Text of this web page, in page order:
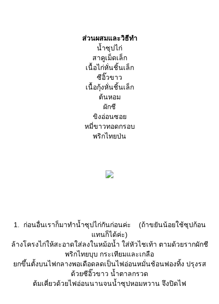
ส่วนผสมและวิธีทำ
น้ำซุปไก่
สาคูเม็ดเล็ก
เนื้อไก่หั่นชิ้นเล็ก
ซีอิ๊วขาว
เนื้อกุ้งหั่นชิ้นเล็ก
ต้นหอม
ผักชี
ขิงอ่อนซอ
หมี่ขาวทอดกรอบ
พริกไทยป่น
1. ก่อนอื่นเราก็มาทำน้ำซุปไก่กันก่อนค่ะ (ถ้าขยันน้อยใช้ซุปก้อน
ทนก็ได้ค่ะ)
ล้างโครงไก่ให้สะอาดใส่ลงในหม้อน้ำ ใส่หัวไชเท้า ตามด้วยรากผักชี
พริกไทยบุบ กระเทียมและเกลือ
กขึ้นตั้งบนไฟกลางพอเดือดลดเป็นไฟอ่อนหมั่นช้อนฟองทิ้ง ปรุงรส
ด้วยซีอิ๊วขาว น้ำตาลกรวด
ต้มเคี่ยวด้วยไฟอ่อนนานจนน้ำซุปหอมหวาน จึงปิดไฟ